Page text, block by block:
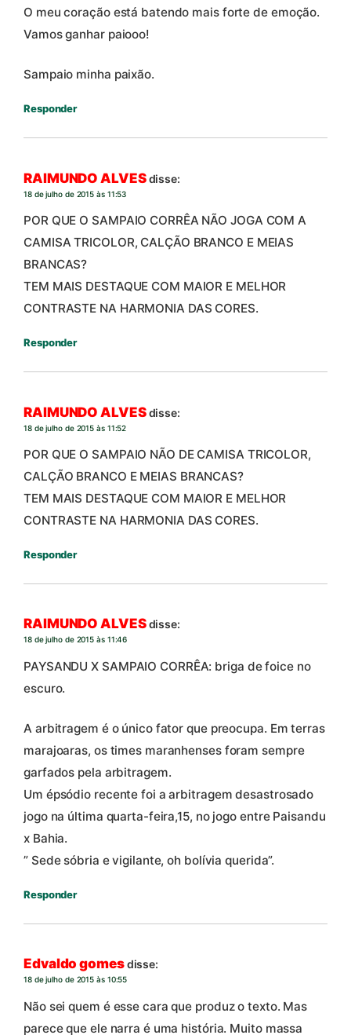
O meu coração está batendo mais forte de emoção.
Vamos ganhar paiooo!
Sampaio minha paixão.
Responder
RAIMUNDO ALVESdisse:
18 de julho de 2015 às 11:53
POR QUE O SAMPAIO CORRÊA NÃO JOGA COM A
CAMISA TRICOLOR, CALÇÃO BRANCO E MEIAS
BRANCAS?
TEM MAIS DESTAQUE COM MAIOR E MELHOR
CONTRASTE NA HARMONIA DAS CORES.
Responder
RAIMUNDO ALVESdisse:
18 de julho de 2015 às 11:52
POR QUE O SAMPAIO NÃO DE CAMISA TRICOLOR,
CALÇÃO BRANCO E MEIAS BRANCAS?
TEM MAIS DESTAQUE COM MAIOR E MELHOR
CONTRASTE NA HARMONIA DAS CORES.
Responder
RAIMUNDO ALVESdisse:
18 de julho de 2015 às 11:46
PAYSANDU X SAMPAIO CORRÊA: briga de foice no
escuro.
A arbitragem é o único fator que preocupa. Em terras
marajoaras, os times maranhenses foram sempre
garfados pela arbitragem.
Um épsódio recente foi a arbitragem desastrosado
jogo na última quarta-feira,15, no jogo entre Paisandu
x Bahia.
” Sede sóbria e vigilante, oh bolívia querida”.
Responder
Edvaldo gomesdisse:
18 de julho de 2015 às 10:55
Não sei quem é esse cara que produz o texto. Mas
parece que ele narra é uma história. Muito massa